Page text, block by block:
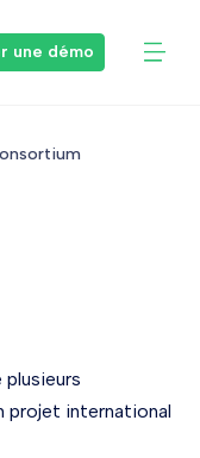
une démo
projet international